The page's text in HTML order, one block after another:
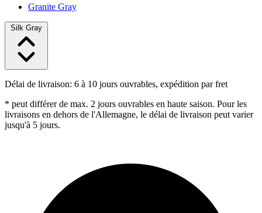
Granite Gray
Silk Gray
Délai de livraison: 6 à 10 jours ouvrables, expédition par fret
* peut différer de max. 2 jours ouvrables en haute saison. Pour les
livraisons en dehors de l'Allemagne, le délai de livraison peut varier
jusqu'à 5 jours.